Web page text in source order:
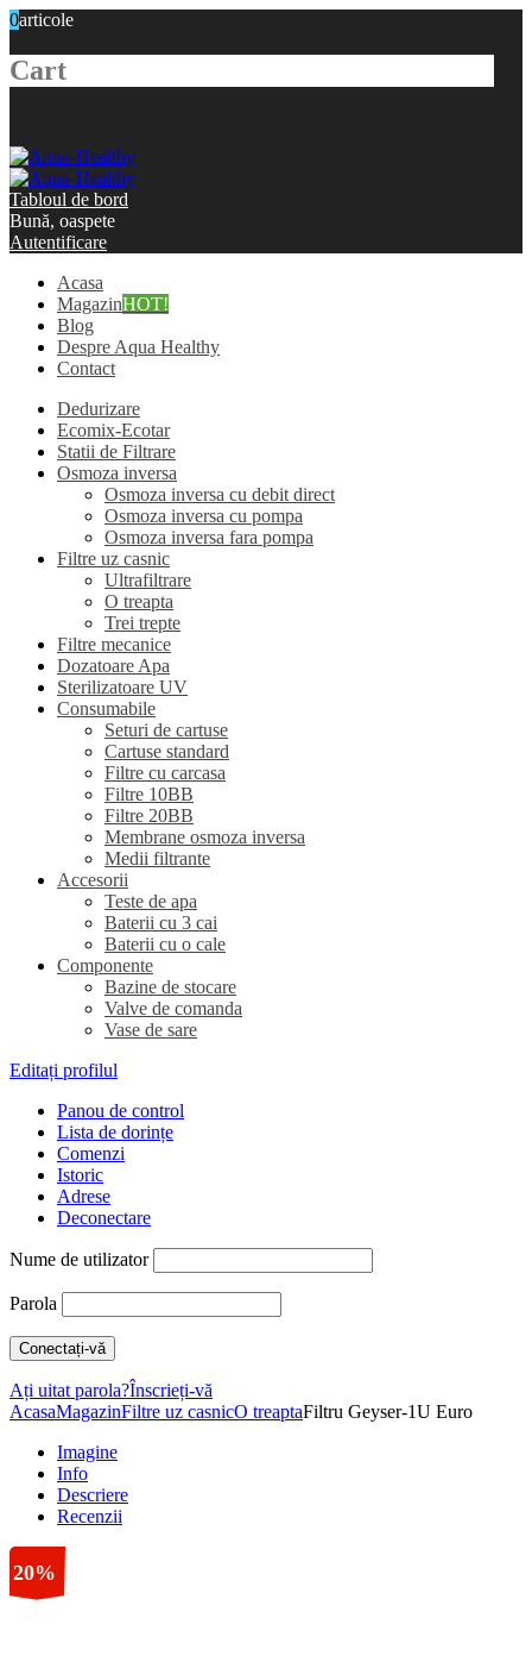
0articole
Cart
Tabloul de bord
Bună, oaspete
Autentificare
Acasa
MagazinHOT!
Blog
Despre Aqua Healthy
Contact
Dedurizare
Ecomix-Ecotar
Statii de Filtrare
Osmoza inversa
Osmoza inversa cu debit direct
Osmoza inversa cu pompa
Osmoza inversa fara pompa
Filtre uz casnic
Ultrafiltrare
O treapta
Trei trepte
Filtre mecanice
Dozatoare Apa
Sterilizatoare UV
Consumabile
Seturi de cartuse
Cartuse standard
Filtre cu carcasa
Filtre 10BB
Filtre 20BB
Membrane osmoza inversa
Medii filtrante
Accesorii
Teste de apa
Baterii cu 3 cai
Baterii cu o cale
Componente
Bazine de stocare
Valve de comanda
Vase de sare
Editați profilul
Panou de control
Lista de dorințe
Comenzi
Istoric
Adrese
Deconectare
Nume de utilizator
Parola
Ați uitat parola?Înscrieți-vă
AcasaMagazinFiltre uz casnicO treaptaFiltru Geyser-1U Euro
Imagine
Info
Descriere
Recenzii
20%